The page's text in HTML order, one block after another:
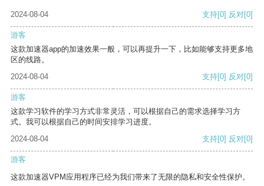
2024-08-04 支持[0] 反对[0]
游客
这款加速器app的加速效果一般，可以再提升一下，比如能够支持更多地
区的线路。
2024-08-04
支持[0] 反对[0]
游客
这款学习软件的学习方式非常灵活，可以根据自己的需求选择学习方
式。我可以根据自己的时间安排学习进度。
2024-08-04
支持[0] 反对[0]
游客
这款加速器VPM应用程序已经为我们带来了无限的隐私和安全性保护。